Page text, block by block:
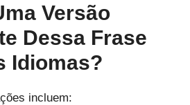
Versão
Dessa Frase
Idiomas?
incluem: